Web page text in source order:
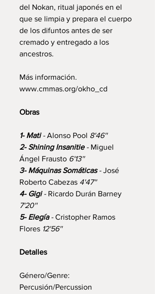
del Nokan, ritual japonés en el
que se limpia y prepara el cuerpo
de los difuntos antes de ser
cremado y entregado a los
ancestros.
Más información.
www.cmmas.org/okho_cd
Obras
1- Mati- Alonso Pool 8'46''
2- Shining Insanitie - Miguel
Ángel Frausto 6'13''
3- Máquinas Somáticas- José
Roberto Cabezas 4'47''
4- Gigi- Ricardo Durán Barney
7'20''
5- Elegía- Cristopher Ramos
Flores 12'56''
Detalles
Género/Genre:
Percusión/Percussion